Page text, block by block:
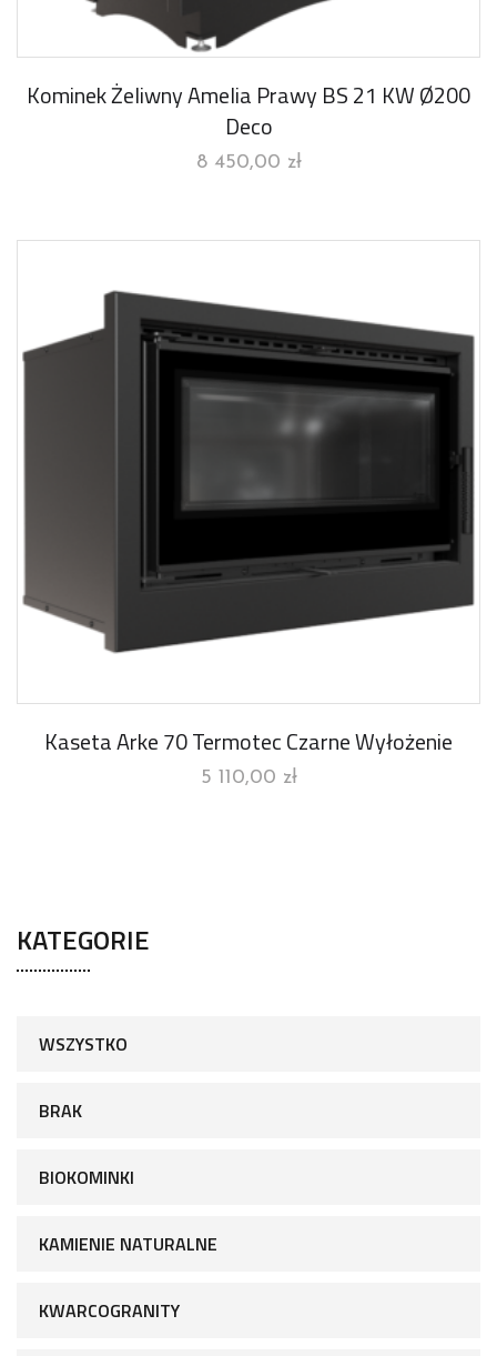
Kominek Żeliwny Amelia Prawy BS 21 KW Ø200
Deco
8 450,00 zł
Kaseta Arke 70 Termotec Czarne Wyłożenie
5 110,00 zł
KATEGORIE
WSZYSTKO
BRAK
BIOKOMINKI
KAMIENIE NATURALNE
KWARCOGRANITY